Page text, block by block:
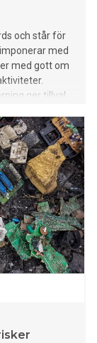
och står för
med
med gott om
ger tillval
Audi A6
Combustion)
effektiva
plus.
med